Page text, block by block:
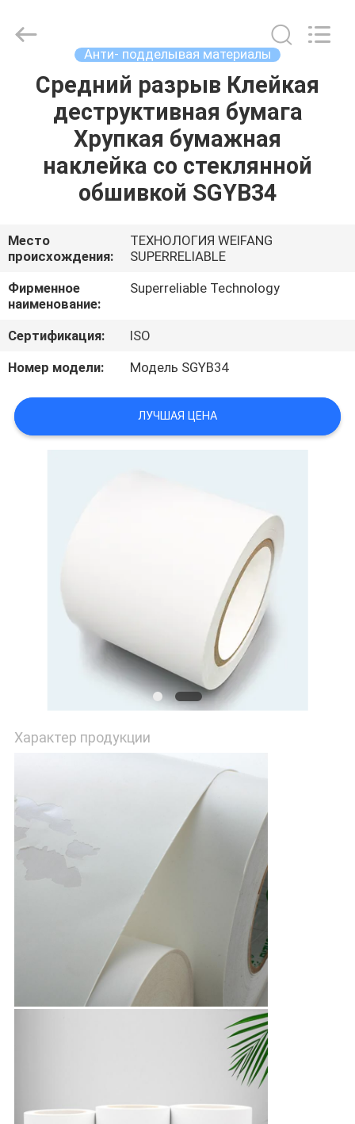
ДОМ
ПРОДУКТЫ
О
НАС
ПУТЕШЕСТВИЕ
ФАБРИКИ
ПРОВЕРКА
КАЧЕСТВА
ЦИТАТУ
PRIVACY
TECHNOLOGY
CO,LTD.
Анти- подделывая материалы
Средний разрыв Клейкая
деструктивная бумага
Хрупкая бумажная
наклейка со стеклянной
обшивкой SGYB34
Место
происхождения:
ТЕХНОЛОГИЯ WEIFANG
SUPERRELIABLE
Фирменное
наименование:
Superreliable Technology
Сертификация:
ISO
Номер модели:
Модель SGYB34
ЛУЧШАЯ ЦЕНА
Характер продукции